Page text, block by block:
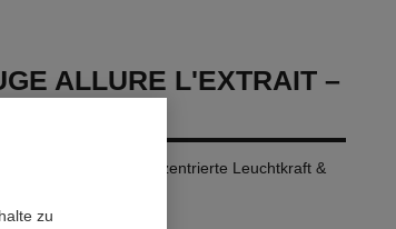
ALLURE L'EXTRAIT –
Lippenstift. Konzentrierte Leuchtkraft &
Details
zu